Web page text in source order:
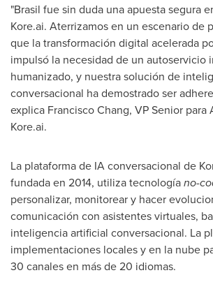
"Brasil fue sin duda una apuesta segura
Kore.ai. Aterrizamos en un escenario de
que la transformación digital acelerada
impulsó la necesidad de un autoservicio
humanizado, y nuestra solución de
conversacional ha demostrado ser
explica Francisco Chang, VP Senior para
Kore.ai.
La plataforma de IA conversacional de
fundada en 2014, utiliza tecnologíano-
personalizar, monitorear y hacer
comunicación con asistentes virtuales,
inteligencia artificial conversacional. La
implementaciones locales y en la nube
30 canales en más de 20 idiomas.